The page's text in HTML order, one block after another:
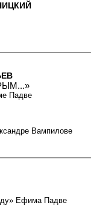
Падве
Вампилове
Ефима Падве